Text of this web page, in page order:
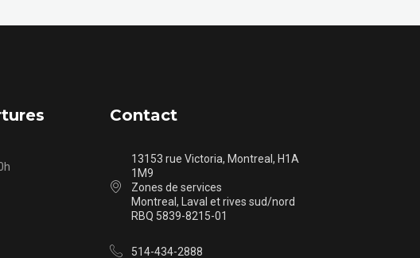
Contact
13153 rue Victoria, Montreal, H1A
1M9
Zones de services
Montreal, Laval et rives sud/nord
RBQ 5839-8215-01
514-434-2888